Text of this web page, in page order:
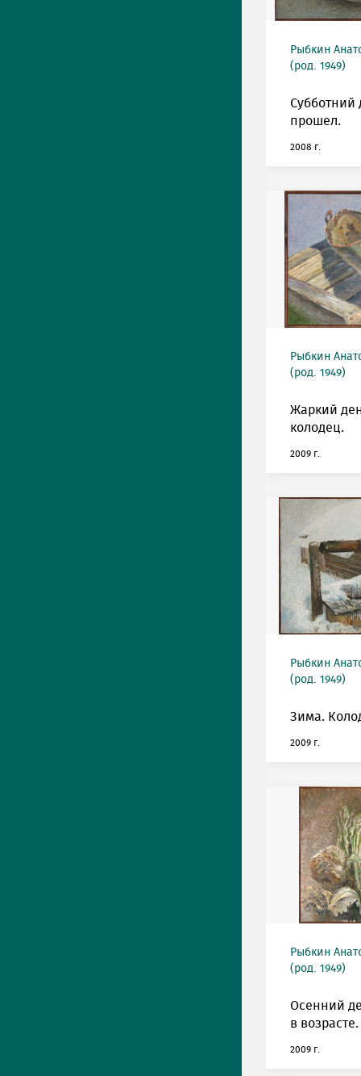
Рыбкин
(род. 1949)
Субботний
прошел.
2008 г.
Рыбкин
(род. 1949)
Жаркий
колодец.
2009 г.
Рыбкин
(род. 1949)
Зима.
2009 г.
Рыбкин
(род. 1949)
Осенний
в возрасте.
2009 г.